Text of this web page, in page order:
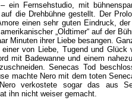
ein Fernsehstudio, mit
die Drehbühne gestellt. Der
einen sehr guten Eindruck,
„Oldtimer“ auf der
Minuten ihrer Liebe besangen.
von Liebe, Tugend und Glück
mit Badewanne und einem
Senecas Tod
machte Nero mit dem toten
verkostete sogar das aus
ihn nicht weiser gemacht.